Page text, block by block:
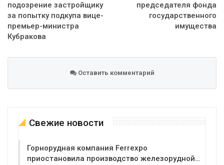
подозрение застройщику
за попытку подкупа вице-
премьер-министра
Кубракова
председателя фонда
государственного
имущества
Оставить комментарий
Свежие новости
Горнорудная компания Ferrexpo
приостановила производство железорудной…